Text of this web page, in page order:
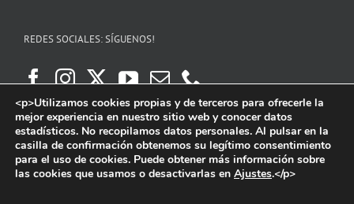
REDES SOCIALES: SÍGUENOS!
<p>Utilizamos cookies propias y de terceros para ofrecerle la
mejor experiencia en nuestro sitio web y conocer datos
estadísticos. No recopilamos datos personales. Al pulsar en la
casilla de confirmación obtenemos su legítimo consentimiento
para el uso de cookies. Puede obtener más información sobre
las cookies que usamos o desactivarlas en Ajustes.</p>